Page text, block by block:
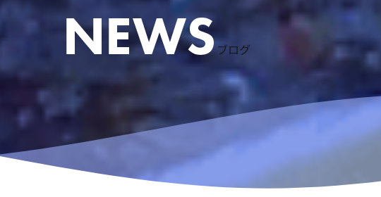
リクエストコース
EFRコース
器材レンタル
ブログ